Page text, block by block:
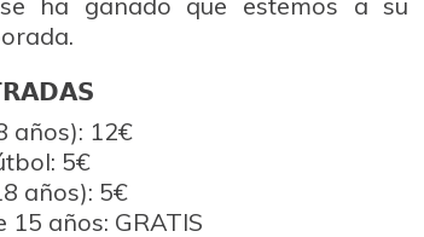
años): 12€
5€
años): 5€⁠
años: GRATIS